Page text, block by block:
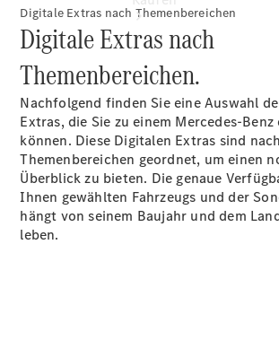
Übersicht
140 Jahre
Innovation
Mercedes-
Benz
Digitale Extras nach Themenbereichen
Digitale Extras nach
Themenbereichen.
Nachfolgend finden Sie eine Auswahl
Extras, die Sie zu einem Mercedes-
können. Diese Digitalen Extras sind nach
Themenbereichen geordnet, um einen
Überblick zu bieten. Die genaue
Ihnen gewählten Fahrzeugs und der
hängt von seinem Baujahr und dem
leben.